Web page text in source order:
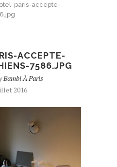
paris-accepte-
ACCEPTE-
7586.JPG
Bambi À Paris
2016